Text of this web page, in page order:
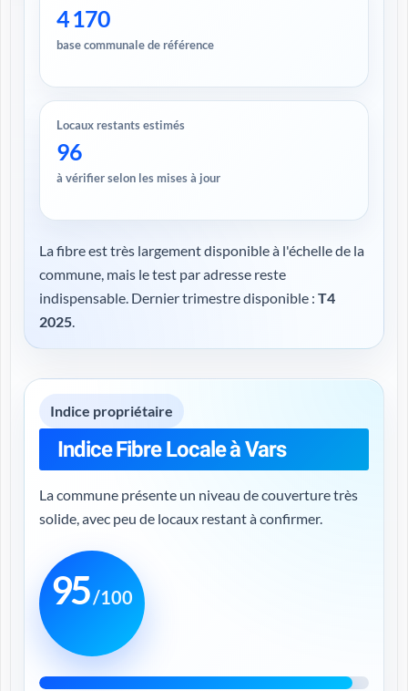
4 170
base communale de référence
Locaux restants estimés
96
à vérifier selon les mises à jour
La fibre est très largement disponible à l'échelle de la
commune, mais le test par adresse reste
indispensable. Dernier trimestre disponible : T4
2025.
Indice propriétaire
Indice Fibre Locale à Vars
La commune présente un niveau de couverture très
solide, avec peu de locaux restant à confirmer.
95/100